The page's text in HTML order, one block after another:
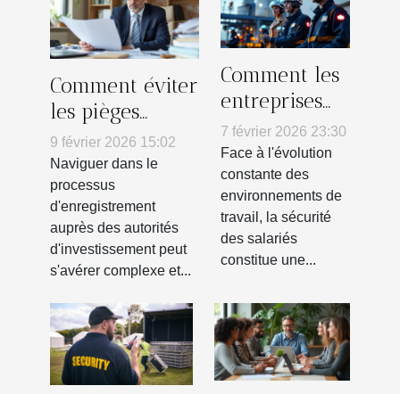
Comment éviter
les pièges
courants lors
de
l'enregistrement
auprès des
autorités
d'investissement
9 février 2026 15:02
Naviguer dans le
processus
d'enregistrement
auprès des autorités
d'investissement peut
s'avérer complexe et...
Comment les
entreprises
utilisent le
PTI DATI pour
renforcer la
sécurité de
leurs
employés
7 février 2026 23:30
Face à l'évolution
constante des
environnements de
travail, la sécurité
des salariés
constitue une...